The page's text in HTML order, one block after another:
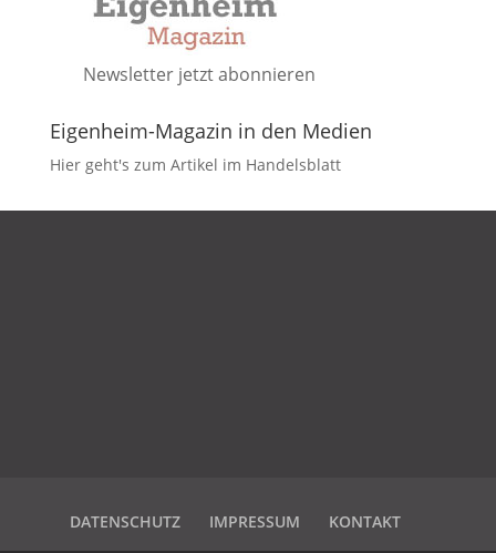
Newsletter jetzt abonnieren
Eigenheim-Magazin in den Medien
Hier geht's zum Artikel im Handelsblatt
DATENSCHUTZ
DATENSCHUTZ IMPRESSUM KONTAKT